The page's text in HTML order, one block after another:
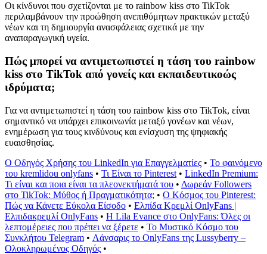
Οι κίνδυνοι που σχετίζονται με το rainbow kiss στο TikTok
περιλαμβάνουν την προώθηση ανεπιθύμητων πρακτικών μεταξύ
νέων και τη δημιουργία ανασφάλειας σχετικά με την
αναπαραγωγική υγεία.
Πώς μπορεί να αντιμετωπιστεί η τάση του rainbow
kiss στο TikTok από γονείς και εκπαιδευτικοώς
ιδρύματα;
Για να αντιμετωπιστεί η τάση του rainbow kiss στο TikTok, είναι
σημαντικό να υπάρχει επικοινωνία μεταξύ γονέων και νέων,
ενημέρωση για τους κινδύνους και ενίσχυση της ψηφιακής
ευαισθησίας.
Ο Οδηγός Χρήσης του LinkedIn για Επαγγελματίες • Το φαινόμενο
του kremlidou onlyfans • Τι Είναι το Pinterest • LinkedIn Premium:
Τι είναι και ποια είναι τα πλεονεκτήματά του • Δωρεάν Followers
στο TikTok: Μύθος ή Πραγματικότητα; • Ο Κόσμος του Pinterest:
Πώς να Κάνετε Εύκολα Είσοδο • Ελπίδα Κρεμλί OnlyFans |
Ελπιδακρεμλί OnlyFans • Η Lila Evance στο OnlyFans: Όλες οι
λεπτομέρειες που πρέπει να ξέρετε • Το Μυστικό Κόσμο του
Συνκλήτου Telegram • Λάνσαρις το OnlyFans της Lussyberry –
Ολοκληρωμένος Οδηγός •